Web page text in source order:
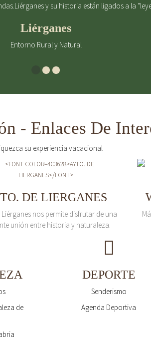
y su historia están ligados a la
Liérganes
Entorno Rural y Natural
- Enlaces De
su experiencia vacacional
DE LIERGANES
nos permite disfrutar de una
unión entre historia y naturaleza.
de
DEPORTE
Senderismo
Agenda Deportiva